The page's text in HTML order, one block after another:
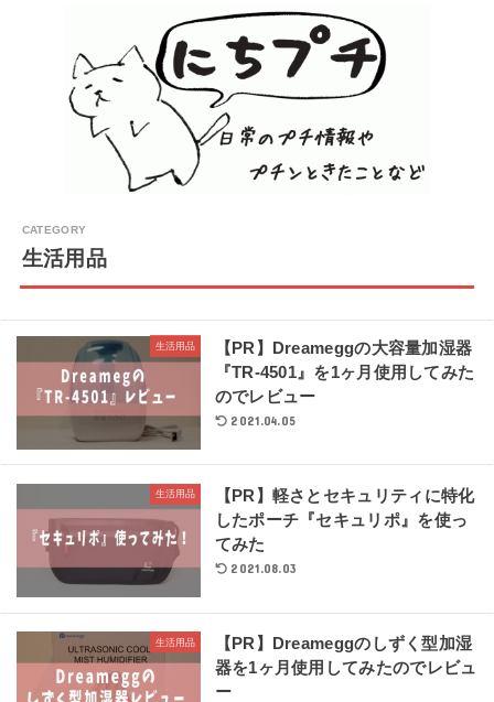
生活用品
生活用品
【PR】Dreameggの大容量加湿器
『TR-4501』を1ヶ月使用してみた
のでレビュー
2021.04.05
生活用品
【PR】軽さとセキュリティに特化
したポーチ『セキュリポ』を使っ
てみた
2021.08.03
生活用品
【PR】Dreameggのしずく型加湿
器を1ヶ月使用してみたのでレビュ
ー